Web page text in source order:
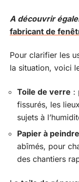
A découvrir
fabricant de
Pour clarifier les
la situation, voici
Toile de verre :
fissurés, les
sujets à
Papier à peindre
abîmés, pour
des chantiers